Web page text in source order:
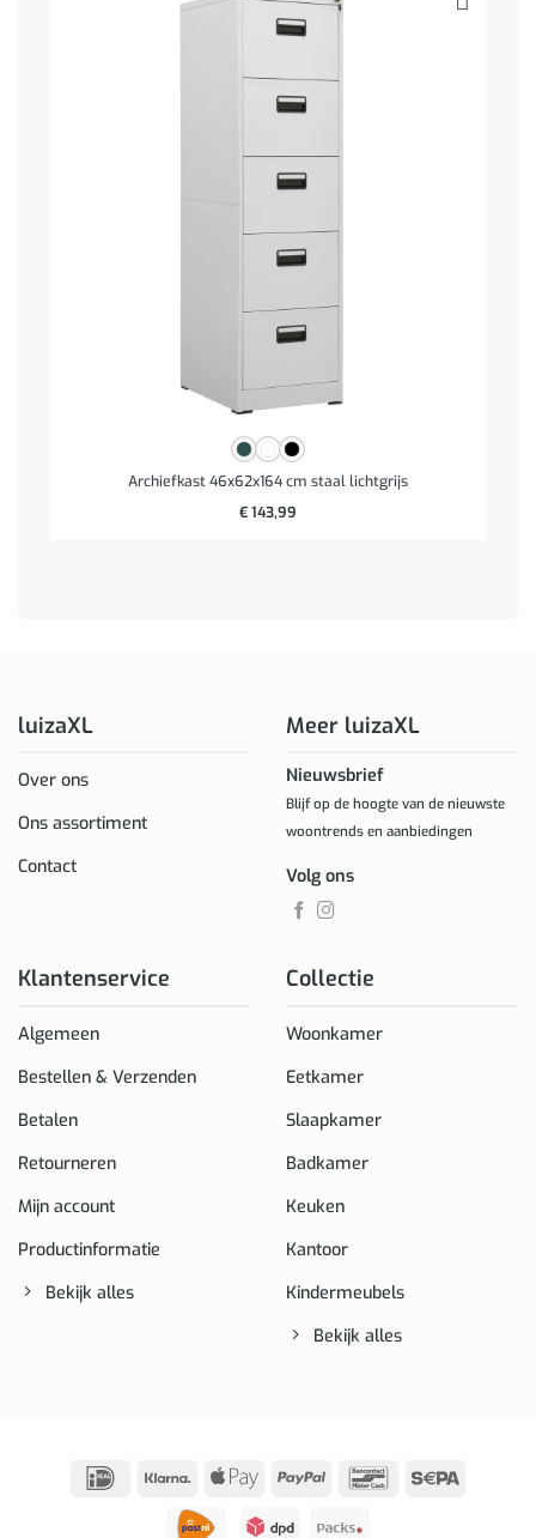
Archiefkast 46x62x164 cm staal lichtgrijs
€143,99
luizaXL
Over ons
Ons assortiment
Contact
Klantenservice
Algemeen
Bestellen & Verzenden
Betalen
Retourneren
Mijn account
Productinformatie
Bekijk alles
Collectie
Woonkamer
Eetkamer
Slaapkamer
Badkamer
Keuken
Kantoor
Kindermeubels
Bekijk alles
Meer luizaXL
Nieuwsbrief
Blijf op de hoogte van de nieuwste
woontrends en aanbiedingen
Volg ons
IDeal Klarna
Apple
PayPal Bancontact